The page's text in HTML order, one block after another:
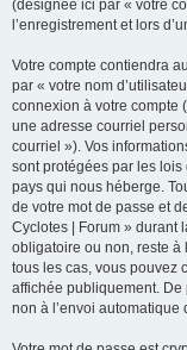
(désignée ici par « votre
l’enregistrement et lors
Votre compte contiendra
par « votre nom
connexion à votre compte
une adresse courriel
courriel »). Vos
sont protégées par les
pays qui nous héberge.
de votre mot de passe et
Cyclotes | Forum » durant
obligatoire ou non, reste à
tous les cas, vous pouvez
affichée publiquement.
non à l’envoi